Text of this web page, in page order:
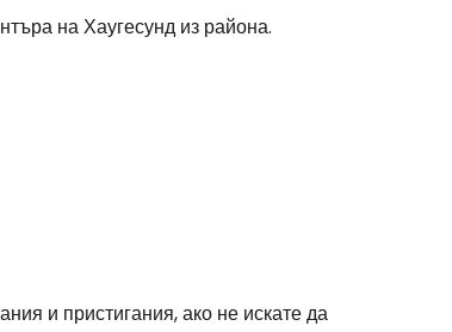
на Хаугесунд из района.
и пристигания, ако не искате да